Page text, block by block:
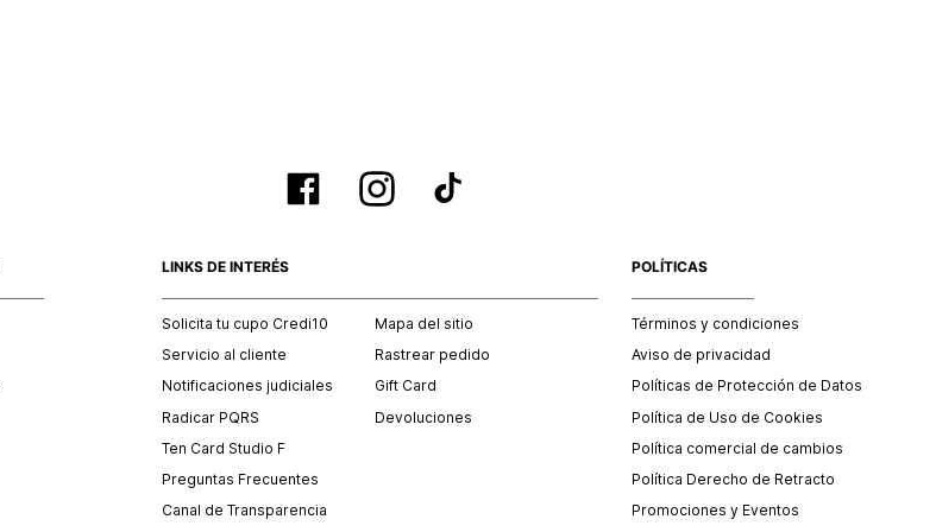
LINKS DE INTERÉS
Solicita tu cupo Credi10
Servicio al cliente
Notificaciones judiciales
Radicar PQRS
Ten Card Studio F
Preguntas Frecuentes
Canal de Transparencia
Mapa del sitio
Rastrear pedido
Gift Card
Devoluciones
POLÍTICAS
Términos y condiciones
Aviso de privacidad
Políticas de Protección de Datos
Política de Uso de Cookies
Política comercial de cambios
Política Derecho de Retracto
Promociones y Eventos